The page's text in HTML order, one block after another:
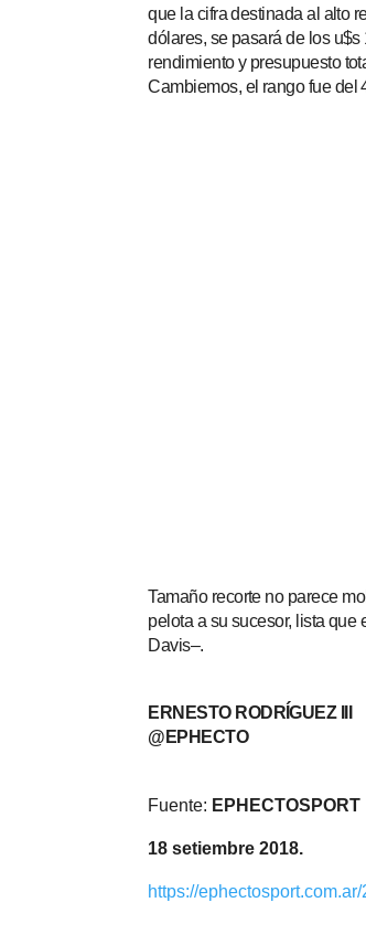
que la cifra destinada al alto
dólares, se pasará de los
rendimiento y presupuesto
Cambiemos, el rango fue del
Tamaño recorte no parece
pelota a su sucesor, lista
Davis–.
ERNESTO RODRÍGUEZ III
@EPHECTO
Fuente: EPHECTOSPORT
18 setiembre 2018.
https://